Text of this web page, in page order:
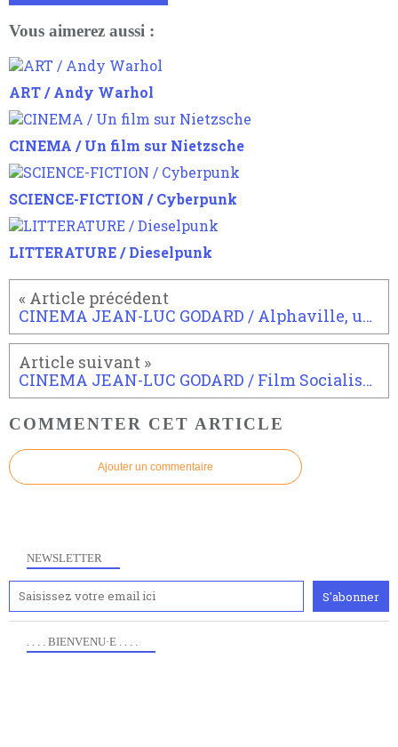
Vous aimerez aussi :
ART / Andy Warhol
CINEMA / Un film sur Nietzsche
SCIENCE-FICTION / Cyberpunk
LITTERATURE / Dieselpunk
CINEMA JEAN-LUC GODARD / Alphaville, une étrange aventure de Lemmy Caution (1965)
CINEMA JEAN-LUC GODARD / Film Socialisme (2010)
COMMENTER CET ARTICLE
Ajouter un commentaire
NEWSLETTER
. . . . BIENVENU·E . . . .